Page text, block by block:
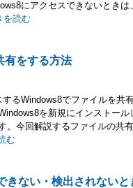
にアクセスできないとき
を読む
有をする方法
るWindows8でファイルを共
を新規にインストー
。今回解説するファイルの共
む
きない・検出されないと